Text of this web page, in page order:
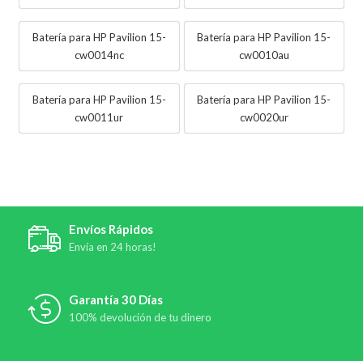
Batería para HP Pavilion 15-
cw0014nc
Batería para HP Pavilion 15-
cw0010au
Batería para HP Pavilion 15-
cw0011ur
Batería para HP Pavilion 15-
cw0020ur
Envíos Rápidos
Envía en 24 horas!
Garantía 30 Días
100% devolución de tu dinero